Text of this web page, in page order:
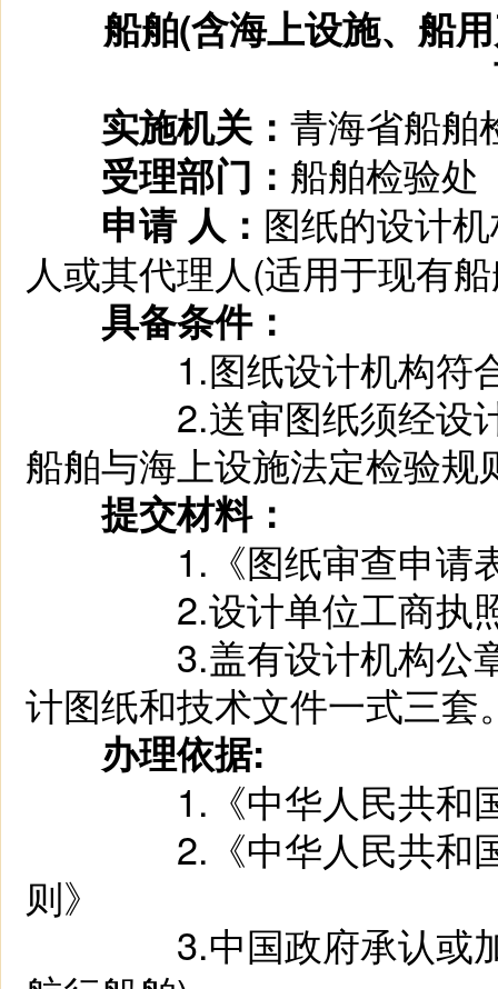
船舶(含海上设施、船
实施机关： 青海省船舶
受理部门： 船舶检验处
申请 人： 图纸的设计
人或其代理人(适用于现有
具备条件：
1.图纸设计机构符合
2.送审图纸须经设计机
船舶与海上设施法定检验
提交材料：
1.《图纸审查申请
2.设计单位工商执照
3.盖有设计机构公章或
计图纸和技术文件一式三套
办理依据:
1.《中华人民共和
2.《中华人民共和国
则》
3.中国政府承认或